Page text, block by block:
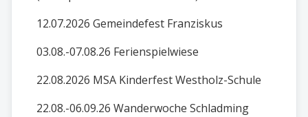
12.07.2026 Gemeindefest Franziskus
03.08.-07.08.26 Ferienspielwiese
22.08.2026 MSA Kinderfest Westholz-Schule
22.08.-06.09.26 Wanderwoche Schladming